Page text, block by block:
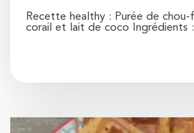
Recette healthy : Purée de chou-
corail et lait de coco Ingrédients